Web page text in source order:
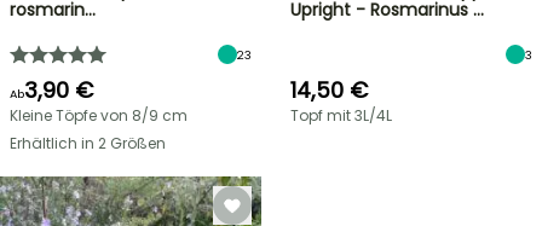
rosmarin…
23
Ab3,90 €
Kleine Töpfe von 8/9 cm
Erhältlich in 2 Größen
Upright - Rosmarinus …
3
14,50 €
Topf mit 3L/4L